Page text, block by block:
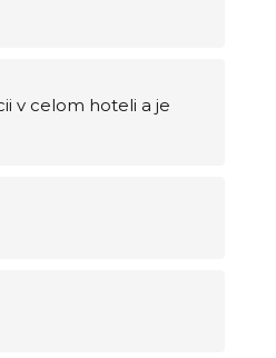
v celom hoteli a je